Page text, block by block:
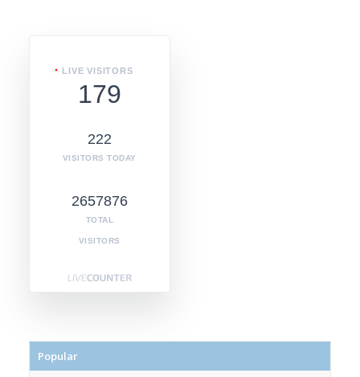
LIVE VISITORS
179
222
VISITORS TODAY
2657876
TOTAL
VISITORS
Popular